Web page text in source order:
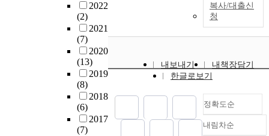
2022
(2)
2021
(7)
2020
(13)
2019
(8)
2018
(6)
2017
(7)
복사/대출신
청
내보내기
내책장담기
한글로보기
정확도순
정확도
내림차순